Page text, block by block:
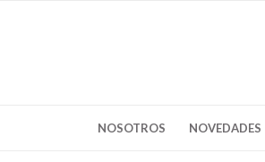
NOSOTROS NOVEDADES